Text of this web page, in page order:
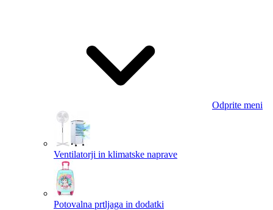
Odprite meni
Ventilatorji in klimatske naprave
Potovalna prtljaga in dodatki